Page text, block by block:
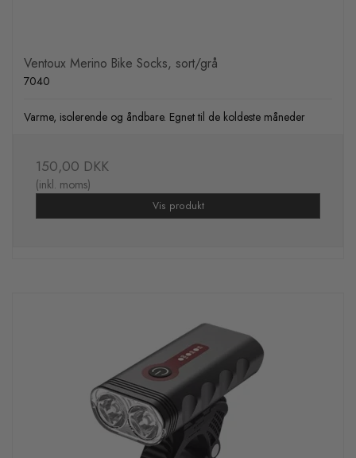
Ventoux Merino Bike Socks, sort/grå
7040
Varme, isolerende og åndbare. Egnet til de koldeste måneder
150,00 DKK
(inkl. moms)
Vis produkt